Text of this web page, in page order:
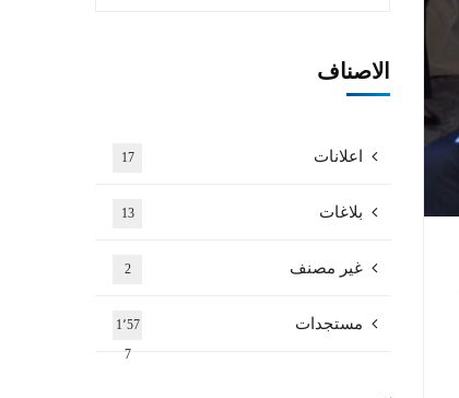
الاصناف
اعلانات 17
بلاغات 13
غير مصنف 2
مستجدات
1٬57
7